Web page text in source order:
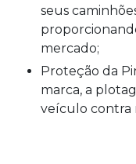
seus
mercado;
Proteção da Pintura: Além de promover a
marca, a
veículo contra